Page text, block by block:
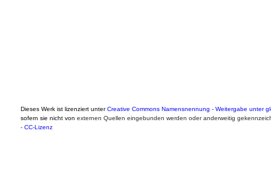
Dieses Werk ist lizenziert unterCreative Commons Namensnennung - Weitergabe unter
sofern sie nicht von externen Quellen eingebunden werden oder anderweitig
- CC-Lizenz